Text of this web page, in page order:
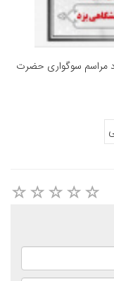
مراسم سوگواری حضرت